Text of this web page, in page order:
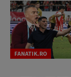
FANATIK.RO